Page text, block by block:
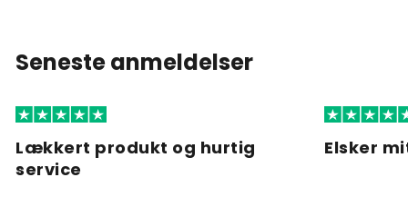
Seneste anmeldelser
Lækkert produkt og hurtig
service
Elsker